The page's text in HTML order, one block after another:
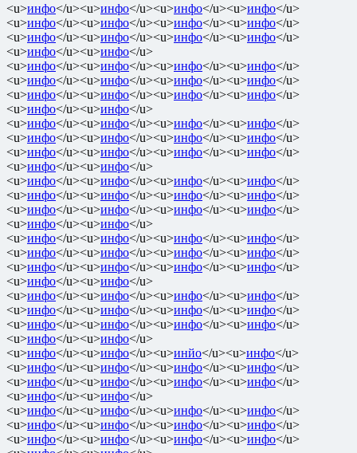
<u>инфо</u><u>инфо</u><u>инфо</u><u>инфо</u>
<u>инфо</u><u>инфо</u><u>инфо</u><u>инфо</u>
<u>инфо</u><u>инфо</u><u>инфо</u><u>инфо</u>
<u>инфо</u><u>инфо</u>
<u>инфо</u><u>инфо</u><u>инфо</u><u>инфо</u>
<u>инфо</u><u>инфо</u><u>инфо</u><u>инфо</u>
<u>инфо</u><u>инфо</u><u>инфо</u><u>инфо</u>
<u>инфо</u><u>инфо</u>
<u>инфо</u><u>инфо</u><u>инфо</u><u>инфо</u>
<u>инфо</u><u>инфо</u><u>инфо</u><u>инфо</u>
<u>инфо</u><u>инфо</u><u>инфо</u><u>инфо</u>
<u>инфо</u><u>инфо</u>
<u>инфо</u><u>инфо</u><u>инфо</u><u>инфо</u>
<u>инфо</u><u>инфо</u><u>инфо</u><u>инфо</u>
<u>инфо</u><u>инфо</u><u>инфо</u><u>инфо</u>
<u>инфо</u><u>инфо</u>
<u>инфо</u><u>инфо</u><u>инфо</u><u>инфо</u>
<u>инфо</u><u>инфо</u><u>инфо</u><u>инфо</u>
<u>инфо</u><u>инфо</u><u>инфо</u><u>инфо</u>
<u>инфо</u><u>инфо</u>
<u>инфо</u><u>инфо</u><u>инфо</u><u>инфо</u>
<u>инфо</u><u>инфо</u><u>инфо</u><u>инфо</u>
<u>инфо</u><u>инфо</u><u>инфо</u><u>инфо</u>
<u>инфо</u><u>инфо</u>
<u>инфо</u><u>инфо</u><u>инйо</u><u>инфо</u>
<u>инфо</u><u>инфо</u><u>инфо</u><u>инфо</u>
<u>инфо</u><u>инфо</u><u>инфо</u><u>инфо</u>
<u>инфо</u><u>инфо</u>
<u>инфо</u><u>инфо</u><u>инфо</u><u>инфо</u>
<u>инфо</u><u>инфо</u><u>инфо</u><u>инфо</u>
<u>инфо</u><u>инфо</u><u>инфо</u><u>инфо</u>